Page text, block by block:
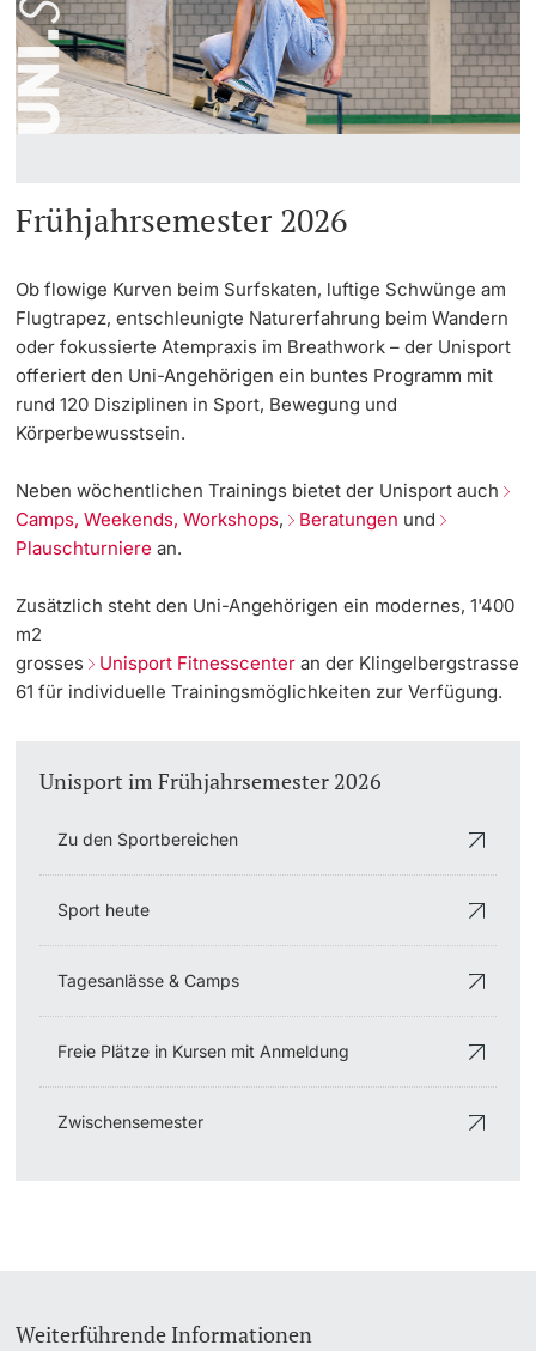
Doktorierende
weitere Informationen
Fördernde & Alumni
Weiterbildung
Universität
Informationstechnologie (IVIT)
Vizerektorat Forschung
Vizerektorat Lehre
Universitätssport
Allgemeine Infos
Teilnahmeberechtigung
AlumniBasel
Direktion Finanzen
Innovation
Fakultäten & Departemente
Universität & Gesellschaft
Jobs & Karriere
Immobilien & Bauprojekte
Rechtserlasse
Merchandise
Notfall & Beratung
Frühjahrsemester 2026
Ob flowige Kurven beim Surfskaten, luftige Schwünge am
Flugtrapez, entschleunigte Naturerfahrung beim Wandern
oder fokussierte Atempraxis im Breathwork – der Unisport
offeriert den Uni-Angehörigen ein buntes Programm mit
rund 120 Disziplinen in Sport, Bewegung und
Körperbewusstsein.
Neben wöchentlichen Trainings bietet der Unisport auch
Camps, Weekends, Workshops, Beratungen und
Plauschturniere an.
Zusätzlich steht den Uni-Angehörigen ein modernes, 1'400
m2
grosses Unisport Fitnesscenter an der Klingelbergstrasse
61 für individuelle Trainingsmöglichkeiten zur Verfügung.
Unisport im Frühjahrsemester 2026
Zu den Sportbereichen
Sport heute
Tagesanlässe & Camps
Freie Plätze in Kursen mit Anmeldung
Zwischensemester
Weiterführende Informationen